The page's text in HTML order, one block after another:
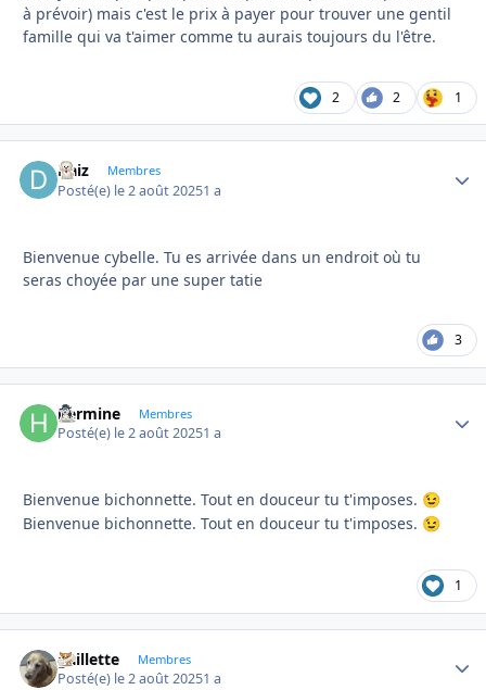
à prévoir) mais c'est le prix à payer pour trouver une gentil
famille qui va t'aimer comme tu aurais toujours du l'être.
2 2 1
Daiz Membres
Posté(e) le 2 août 20251 a
Bienvenue cybelle. Tu es arrivée dans un endroit où tu
seras choyée par une super tatie
3
hermine Membres
Posté(e) le 2 août 20251 a
Bienvenue bichonnette. Tout en douceur tu t'imposes. 😉
Bienvenue bichonnette. Tout en douceur tu t'imposes. 😉
1
gaillette Membres
Posté(e) le 2 août 20251 a